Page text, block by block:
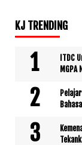
KJ TRENDING
ITDC